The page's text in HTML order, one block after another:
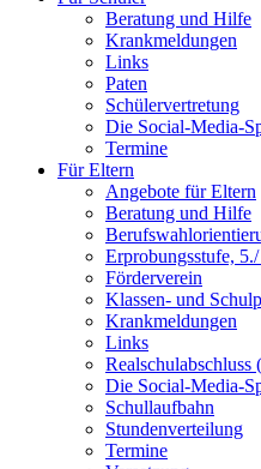
Beratung und Hilfe
Krankmeldungen
Links
Paten
Schülervertretung
Die Social-Media-
Termine
Für Eltern
Angebote für Eltern
Beratung und Hilfe
Erprobungsstufe,
Förderverein
Klassen- und
Krankmeldungen
Links
Die Social-Media-
Schullaufbahn
Stundenverteilung
Termine